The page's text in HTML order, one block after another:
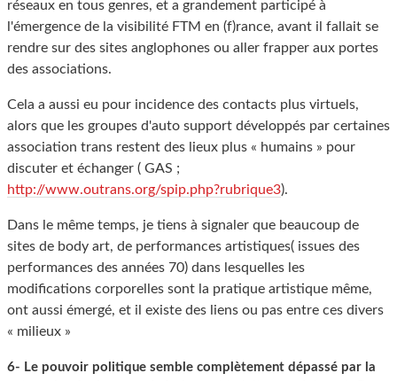
réseaux en tous genres, et a grandement participé à
l'émergence de la visibilité FTM en (f)rance, avant il fallait se
rendre sur des sites anglophones ou aller frapper aux portes
des associations.
Cela a aussi eu pour incidence des contacts plus virtuels,
alors que les groupes d'auto support développés par certaines
association trans restent des lieux plus « humains » pour
discuter et échanger ( GAS ;
http://www.outrans.org/spip.php?rubrique3).
Dans le même temps, je tiens à signaler que beaucoup de
sites de body art, de performances artistiques( issues des
performances des années 70) dans lesquelles les
modifications corporelles sont la pratique artistique même,
ont aussi émergé, et il existe des liens ou pas entre ces divers
« milieux »
6- Le pouvoir politique semble complètement dépassé par la